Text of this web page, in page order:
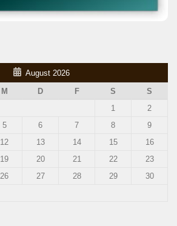
August 2026
M D F S
S
1
2
5 6 7 8
9
12 13 14 15
16
19 20 21 22
23
26 27 28 29
30